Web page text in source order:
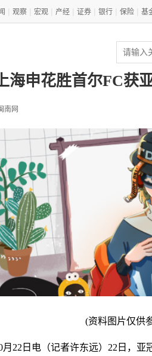
观察 宏观 产经 证券 银行 保险 基
海申花胜首尔FC获
南网
(资料图片仅供
月22日电（记者许东远）22日，